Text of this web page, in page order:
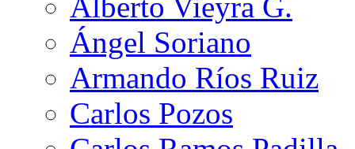
Ángel Soriano
Armando Ríos Ruiz
Carlos Pozos